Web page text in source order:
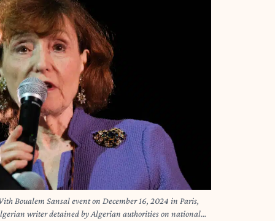
Boualem Sansal event on December 16, 2024 in Paris,
writer detained by Algerian authorities on national